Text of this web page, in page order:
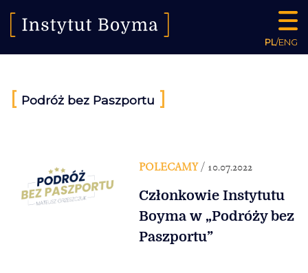
PL/ENG
[ Podróż bez Paszportu ]
POLECAMY/ 10.07.2022
Członkowie Instytutu
Boyma w „Podróży bez
Paszportu”